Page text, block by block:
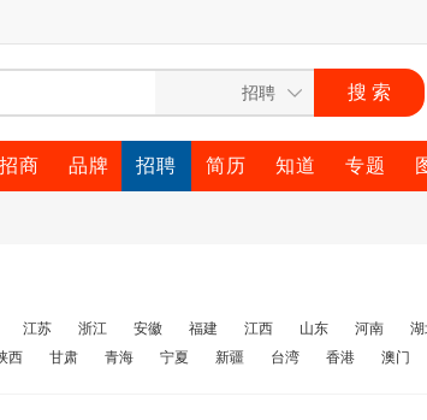
招商 品牌 招聘 简历 知道 专题
江苏 浙江 安徽 福建 江西 山东 河南
西 甘肃 青海 宁夏 新疆 台湾 香港 澳门